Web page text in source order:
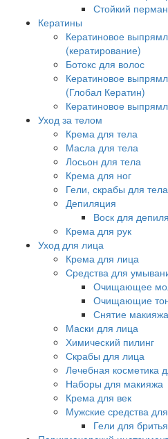
Стойкий
Кератины
Кератиновое
(кератирование)
Ботокс для волос
Кератиновое
(Глобал Кератин)
Кератиновое
Уход за телом
Крема для тела
Масла для тела
Лосьон для тела
Крема для ног
Гели, скрабы для тела
Депиляция
Воск для
Крема для рук
Уход для лица
Крема для лица
Средства для
Очищающее
Очищающие
Снятие макияжа
Маски для лица
Химический пилинг
Скрабы для лица
Лечебная косметика
Наборы для макияжа
Крема для век
Мужские средства
Гели для бритья